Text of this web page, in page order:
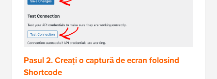
Pasul 2. Creați o captură de ecran folosind
Shortcode